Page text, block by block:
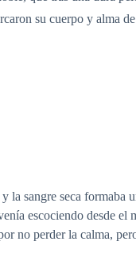
su cuerpo y alma
sangre seca formaba
escociendo desde
no perder la calma,